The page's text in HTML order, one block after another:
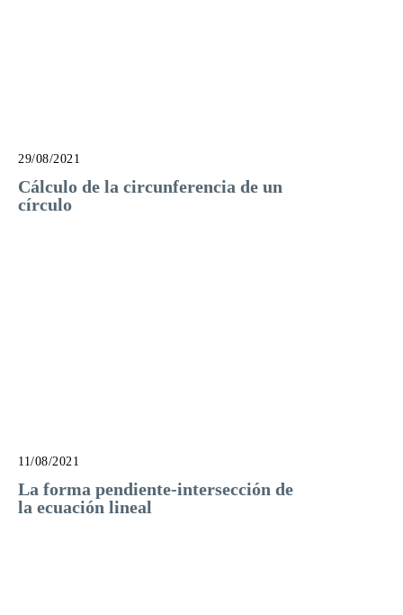
29/08/2021
Cálculo de la circunferencia de un
círculo
11/08/2021
La forma pendiente-intersección de
la ecuación lineal